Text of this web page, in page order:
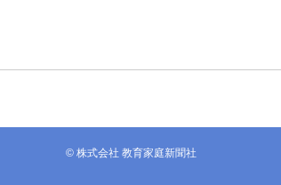
© 株式会社 教育家庭新聞社